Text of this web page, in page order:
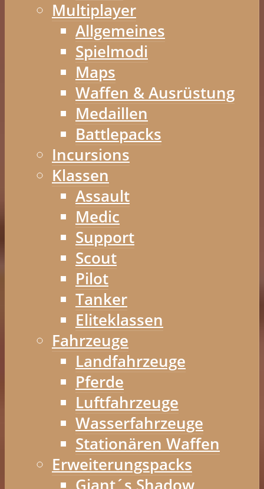
Multiplayer
Allgemeines
Spielmodi
Maps
Waffen & Ausrüstung
Medaillen
Battlepacks
Incursions
Klassen
Assault
Medic
Support
Scout
Pilot
Tanker
Eliteklassen
Fahrzeuge
Landfahrzeuge
Pferde
Luftfahrzeuge
Wasserfahrzeuge
Stationären Waffen
Erweiterungspacks